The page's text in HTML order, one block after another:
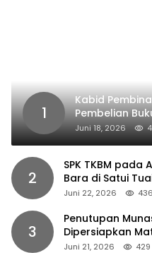
1
Kabid
Pembelian
Dipaksakan
Juni 18, 2026
2
SPK TKBM pada
Bara di Satui
Juni 22, 2026 436
3
Penutupan
Dipersiapkan
Juni 21, 2026 429